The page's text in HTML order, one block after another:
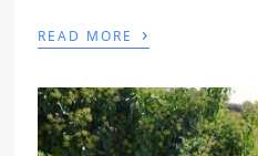
READ MORE ›